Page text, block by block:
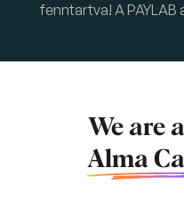
fenntartva! A PAYLAB
We are
Alma